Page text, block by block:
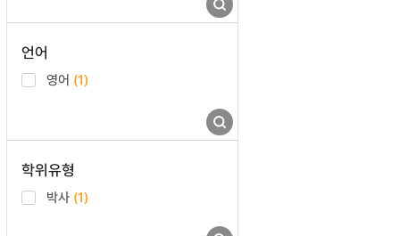
언어
영어 (1)
학위유형
박사 (1)